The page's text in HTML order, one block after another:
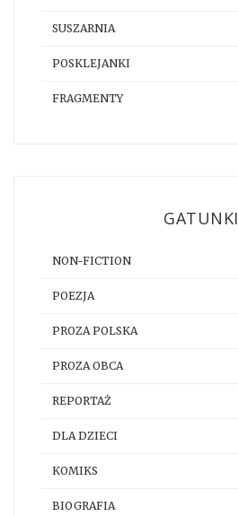
SUSZARNIA
POSKLEJANKI
FRAGMENTY
GATUNKI
NON-FICTION
POEZJA
PROZA POLSKA
PROZA OBCA
REPORTAŻ
DLA DZIECI
KOMIKS
BIOGRAFIA